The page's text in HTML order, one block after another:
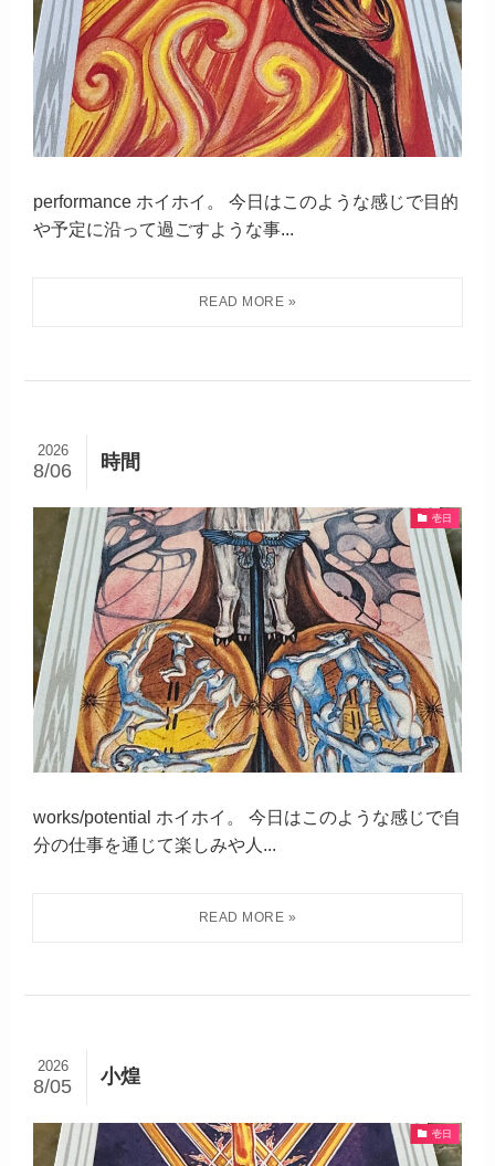
performance ホイホイ。 今日はこのような感じで目的
や予定に沿って過ごすような事...
時間
2026
8/06
壱日
works/potential ホイホイ。 今日はこのような感じで自
分の仕事を通じて楽しみや人...
小煌
2026
8/05
壱日